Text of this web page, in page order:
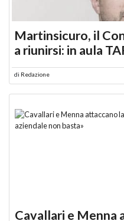
Martinsicuro, il
a riunirsi: in aula
di Redazione
Cavallari e Menna